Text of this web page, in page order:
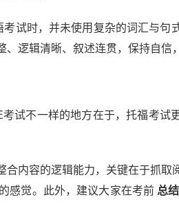
考试时，并未使用复杂的词汇与句
逻辑清晰、叙述连贯，保持自信
试不一样的地方在于，托福考试
内容的逻辑能力，关键在于抓取
感觉。此外，建议大家在考前 总